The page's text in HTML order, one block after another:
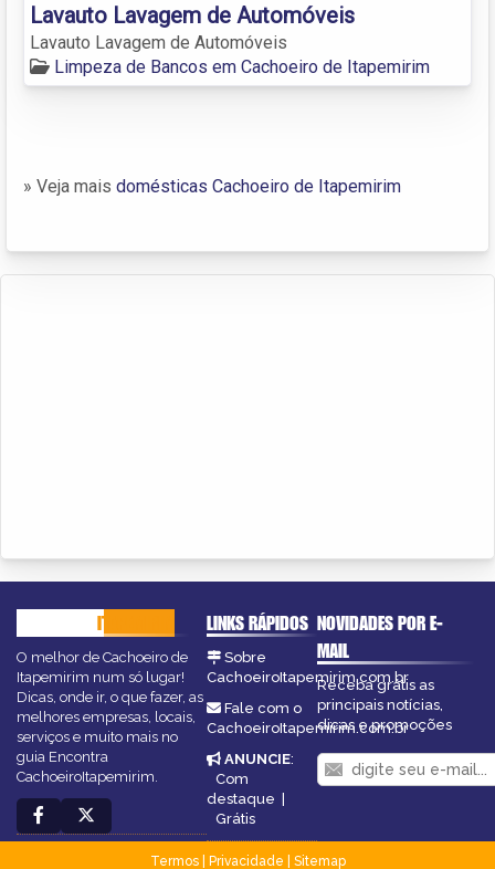
Lavauto Lavagem de Automóveis
Lavauto Lavagem de Automóveis
Limpeza de Bancos em Cachoeiro de Itapemirim
» Veja mais domésticas Cachoeiro de Itapemirim
ITAPEMIRIM
O melhor de Cachoeiro de
Itapemirim num só lugar!
Dicas, onde ir, o que fazer, as
melhores empresas, locais,
serviços e muito mais no
guia Encontra
CachoeiroItapemirim.
LINKS RÁPIDOS
Sobre
CachoeiroItapemirim.com.br
Fale com o
CachoeiroItapemirim.com.br
ANUNCIE:
Com
destaque |
Grátis
NOVIDADES POR E-
MAIL
Receba grátis as
principais notícias,
dicas e promoções
Termos| Privacidade
Sitemap